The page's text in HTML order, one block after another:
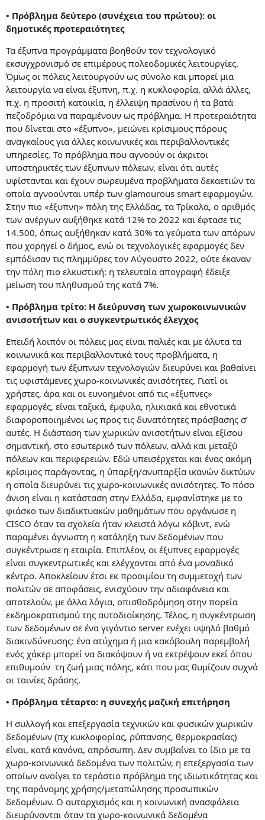
• Πρόβλημα δεύτερο (συνέχεια του πρώτου): οι
δημοτικές προτεραιότητες
Τα έξυπνα προγράμματα βοηθούν τον τεχνολογικό
εκσυγχρονισμό σε επιμέρους πολεοδομικές λειτουργίες.
Όμως οι πόλεις λειτουργούν ως σύνολο και μπορεί μια
λειτουργία να είναι έξυπνη, π.χ. η κυκλοφορία, αλλά άλλες,
π.χ. η προσιτή κατοικία, η έλλειψη πρασίνου ή τα βατά
πεζοδρόμια να παραμένουν ως πρόβλημα. Η προτεραιότητα
που δίνεται στο «έξυπνο», μειώνει κρίσιμους πόρους
αναγκαίους για άλλες κοινωνικές και περιβαλλοντικές
υπηρεσίες. Το πρόβλημα που αγνοούν οι άκριτοι
υποστηρικτές των έξυπνων πόλεων, είναι ότι αυτές
υφίστανται και έχουν σωρευμένα προβλήματα δεκαετιών τα
οποία αγνοούνται υπέρ των glamourous smart εφαρμογών.
Στην πιο «έξυπνη» πόλη της Ελλάδας, τα Τρίκαλα, ο αριθμός
των ανέργων αυξήθηκε κατά 12% το 2022 και έφτασε τις
14.500, όπως αυξήθηκαν κατά 30% τα γεύματα των απόρων
που χορηγεί ο δήμος, ενώ οι τεχνολογικές εφαρμογές δεν
εμπόδισαν τις πλημμύρες τον Αύγουστο 2022, ούτε έκαναν
την πόλη πιο ελκυστική: η τελευταία απογραφή έδειξε
μείωση του πληθυσμού της κατά 7%.
• Πρόβλημα τρίτο: Η διεύρυνση των χωροκοινωνικών
ανισοτήτων και ο συγκεντρωτικός έλεγχος
Επειδή λοιπόν οι πόλεις μας είναι παλιές και με άλυτα τα
κοινωνικά και περιβαλλοντικά τους προβλήματα, η
εφαρμογή των έξυπνων τεχνολογιών διευρύνει και βαθαίνει
τις υφιστάμενες χωρο-κοινωνικές ανισότητες. Γιατί οι
χρήστες, άρα και οι ευνοημένοι από τις «έξυπνες»
εφαρμογές, είναι ταξικά, έμφυλα, ηλικιακά και εθνοτικά
διαφοροποιημένοι ως προς τις δυνατότητες πρόσβασης σ’
αυτές. Η διάσταση των χωρικών ανισοτήτων είναι εξίσου
σημαντική, στο εσωτερικό των πόλεων, αλλά και μεταξύ
πόλεων και περιφερειών. Εδώ υπεισέρχεται και ένας ακόμη
κρίσιμος παράγοντας, η ύπαρξη/ανυπαρξία ικανών δικτύων
η οποία διευρύνει τις χωρο-κοινωνικές ανισότητες. Το πόσο
άνιση είναι η κατάσταση στην Ελλάδα, εμφανίστηκε με το
φιάσκο των διαδικτυακών μαθημάτων που οργάνωσε η
CISCO όταν τα σχολεία ήταν κλειστά λόγω κόβιντ, ενώ
παραμένει άγνωστη η κατάληξη των δεδομένων που
συγκέντρωσε η εταιρία. Επιπλέον, οι έξυπνες εφαρμογές
είναι συγκεντρωτικές και ελέγχονται από ένα μοναδικό
κέντρο. Αποκλείουν έτσι εκ προοιμίου τη συμμετοχή των
πολιτών σε αποφάσεις, ενισχύουν την αδιαφάνεια και
αποτελούν, με άλλα λόγια, οπισθοδρόμηση στην πορεία
εκδημοκρατισμού της αυτοδιοίκησης. Τέλος, η συγκέντρωση
των δεδομένων σε ένα γιγάντιο server ενέχει υψηλό βαθμό
διακινδύνευσης: ένα ατύχημα ή μια κακόβουλη παρεμβολή
ενός χάκερ μπορεί να διακόψουν ή να εκτρέψουν εκεί όπου
επιθυμούν τη ζωή μιας πόλης, κάτι που μας θυμίζουν συχνά
οι ταινίες δράσης.
• Πρόβλημα τέταρτο: η συνεχής μαζική επιτήρηση
Η συλλογή και επεξεργασία τεχνικών και φυσικών χωρικών
δεδομένων (πχ κυκλοφορίας, ρύπανσης, θερμοκρασίας)
είναι, κατά κανόνα, απρόσωπη. Δεν συμβαίνει το ίδιο με τα
χωρο-κοινωνικά δεδομένα των πολιτών, η επεξεργασία των
οποίων ανοίγει το τεράστιο πρόβλημα της ιδιωτικότητας και
της παράνομης χρήσης/μεταπώλησης προσωπικών
δεδομένων. Ο αυταρχισμός και η κοινωνική ανασφάλεια
διευρύνονται όταν τα χωρο-κοινωνικά δεδομένα